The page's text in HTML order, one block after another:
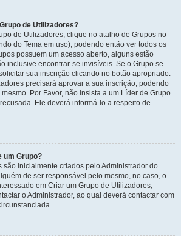
de Utilizadores?
de Utilizadores, clique no atalho de Grupos no
do Tema em uso), podendo então ver todos os
possuem um acesso aberto, alguns estão
inclusive encontrar-se invisíveis. Se o Grupo se
sua inscrição clicando no botão apropriado.
precisará aprovar a sua inscrição, podendo
Por Favor, não insista a um Líder de Grupo
Ele deverá informá-lo a respeito de
um Grupo?
são inicialmente criados pelo Administrador do
de ser responsável pelo mesmo, no caso, o
em Criar um Grupo de Utilizadores,
o Administrador, ao qual deverá contactar com